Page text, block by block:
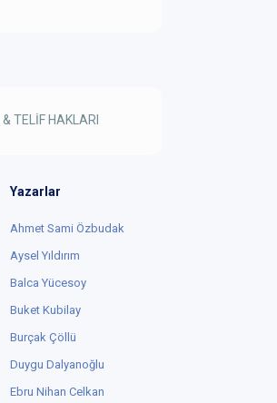
TELİF HAKLARI
Yazarlar
Ahmet Sami Özbudak
Aysel Yıldırım
Balca Yücesoy
Buket Kubilay
Burçak Çöllü
Duygu Dalyanoğlu
Ebru Nihan Celkan